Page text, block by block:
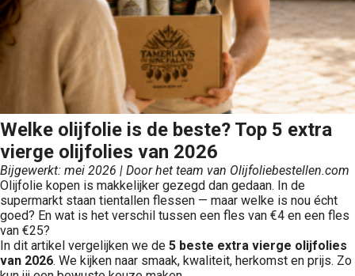
Welke olijfolie is de beste? Top 5 extra
vierge olijfolies van 2026
Bijgewerkt: mei 2026 | Door het team van Olijfoliebestellen.com
Olijfolie kopen is makkelijker gezegd dan gedaan. In de
supermarkt staan tientallen flessen — maar welke is nou écht
goed? En wat is het verschil tussen een fles van €4 en een fles
van €25?
In dit artikel vergelijken we de 5 beste extra vierge olijfolies
van 2026. We kijken naar smaak, kwaliteit, herkomst en prijs. Zo